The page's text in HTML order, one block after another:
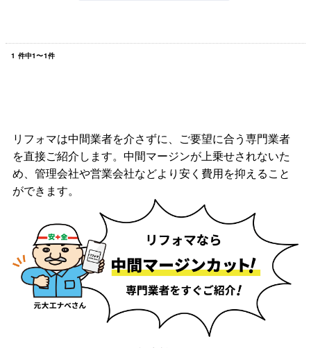
1 件中1〜1件
リフォマは中間業者を介さずに、ご要望に合う専門業者
を直接ご紹介します。中間マージンが上乗せされないた
め、管理会社や営業会社などより安く費用を抑えること
ができます。